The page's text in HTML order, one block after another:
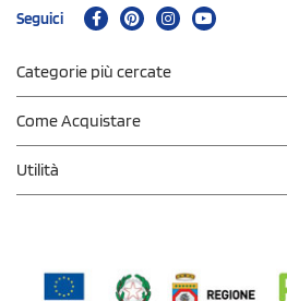
Seguici
Categorie più cercate
Come Acquistare
Utilità